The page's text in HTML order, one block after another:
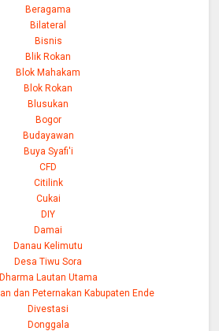
Beragama
Bilateral
Bisnis
Blik Rokan
Blok Mahakam
Blok Rokan
Blusukan
Bogor
Budayawan
Buya Syafi'i
CFD
Citilink
Cukai
DIY
Damai
Danau Kelimutu
Desa Tiwu Sora
Dharma Lautan Utama
dan Peternakan Kabupaten Ende
Divestasi
Donggala